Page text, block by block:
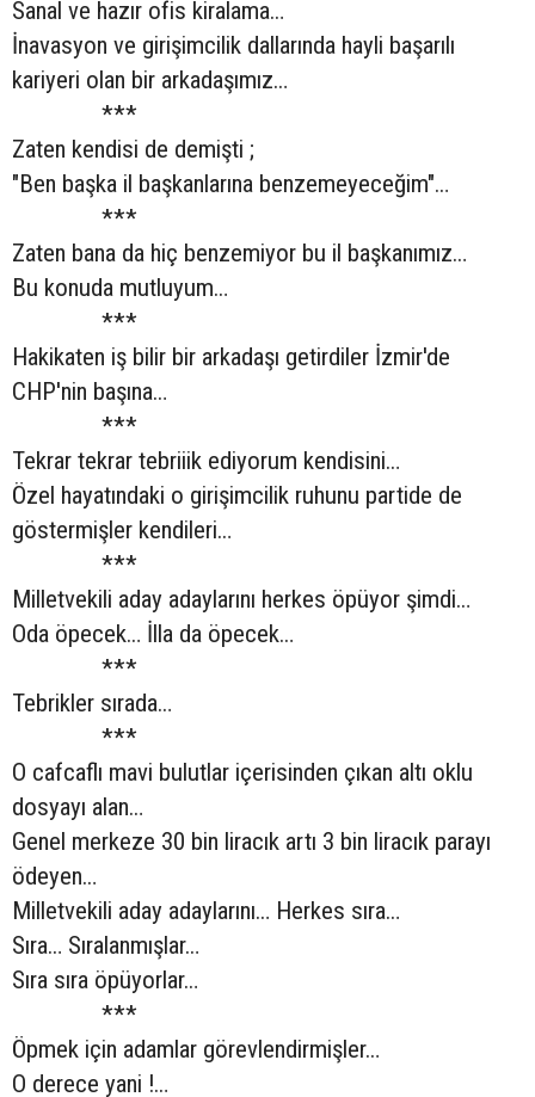
Sanal ve hazır ofis kiralama…
İnavasyon ve girişimcilik dallarında hayli başarılı
kariyeri olan bir arkadaşımız…
***
Zaten kendisi de demişti ;
"Ben başka il başkanlarına benzemeyeceğim"…
***
Zaten bana da hiç benzemiyor bu il başkanımız…
Bu konuda mutluyum…
***
Hakikaten iş bilir bir arkadaşı getirdiler İzmir'de
CHP'nin başına…
***
Tekrar tekrar tebriiik ediyorum kendisini…
Özel hayatındaki o girişimcilik ruhunu partide de
göstermişler kendileri…
***
Milletvekili aday adaylarını herkes öpüyor şimdi…
Oda öpecek… İlla da öpecek…
***
Tebrikler sırada…
***
O cafcaflı mavi bulutlar içerisinden çıkan altı oklu
dosyayı alan…
Genel merkeze 30 bin liracık artı 3 bin liracık parayı
ödeyen…
Milletvekili aday adaylarını… Herkes sıra…
Sıra… Sıralanmışlar…
Sıra sıra öpüyorlar…
***
Öpmek için adamlar görevlendirmişler…
O derece yani !…